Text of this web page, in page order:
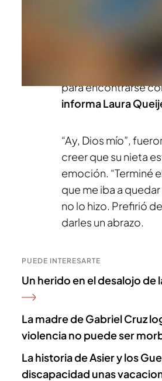
Marta se graduó
entre el público
Ellos estaban en el
banda todavía
para encontrarse
informa Laura
“Ay, Dios mío”,
creer que su nieta
emoción. “Terminé
que me iba a
no lo hizo. Prefirió
darles un abrazo.
PUEDE INTERESARTE
Un herido en el desalojo de
La madre de Gabriel Cruz
violencia no puede ser
La historia de Asier y los
discapacidad unas